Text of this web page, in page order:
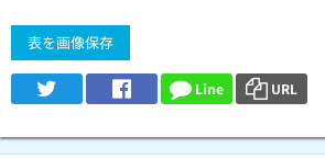
表を画像保存
Line URL